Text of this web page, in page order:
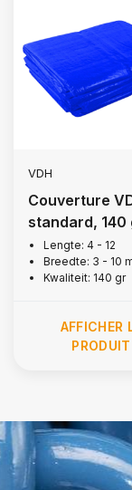
VDH
Couverture
standard, 140
Lengte: 4 - 12
Breedte: 3 - 10
Kwaliteit: 140 gr
AFFICHER
PRODUIT